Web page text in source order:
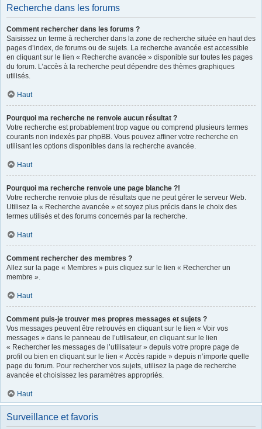
Recherche dans les forums
Comment rechercher dans les forums ?
Saisissez un terme à rechercher dans la zone de recherche située en haut des
pages d’index, de forums ou de sujets. La recherche avancée est accessible
en cliquant sur le lien « Recherche avancée » disponible sur toutes les pages
du forum. L’accès à la recherche peut dépendre des thèmes graphiques
utilisés.
Haut
Pourquoi ma recherche ne renvoie aucun résultat ?
Votre recherche est probablement trop vague ou comprend plusieurs termes
courants non indexés par phpBB. Vous pouvez affiner votre recherche en
utilisant les options disponibles dans la recherche avancée.
Haut
Pourquoi ma recherche renvoie une page blanche ?!
Votre recherche renvoie plus de résultats que ne peut gérer le serveur Web.
Utilisez la « Recherche avancée » et soyez plus précis dans le choix des
termes utilisés et des forums concernés par la recherche.
Haut
Comment rechercher des membres ?
Allez sur la page « Membres » puis cliquez sur le lien « Rechercher un
membre ».
Haut
Comment puis-je trouver mes propres messages et sujets ?
Vos messages peuvent être retrouvés en cliquant sur le lien « Voir vos
messages » dans le panneau de l’utilisateur, en cliquant sur le lien
« Rechercher les messages de l’utilisateur » depuis votre propre page de
profil ou bien en cliquant sur le lien « Accès rapide » depuis n’importe quelle
page du forum. Pour rechercher vos sujets, utilisez la page de recherche
avancée et choisissez les paramètres appropriés.
Haut
Surveillance et favoris